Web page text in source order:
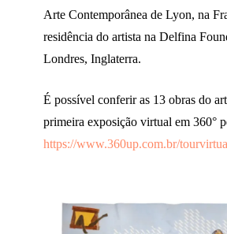
Arte Contemporânea de Lyon, na
residência do artista na Delfina
Londres, Inglaterra.
É possível conferir as 13 obras do
primeira exposição virtual em 360°
https://www.360up.com.br/